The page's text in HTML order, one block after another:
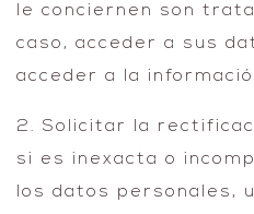
le conciernen son
caso, acceder a sus
acceder a la
2. Solicitar la
si es inexacta o
los datos personales,